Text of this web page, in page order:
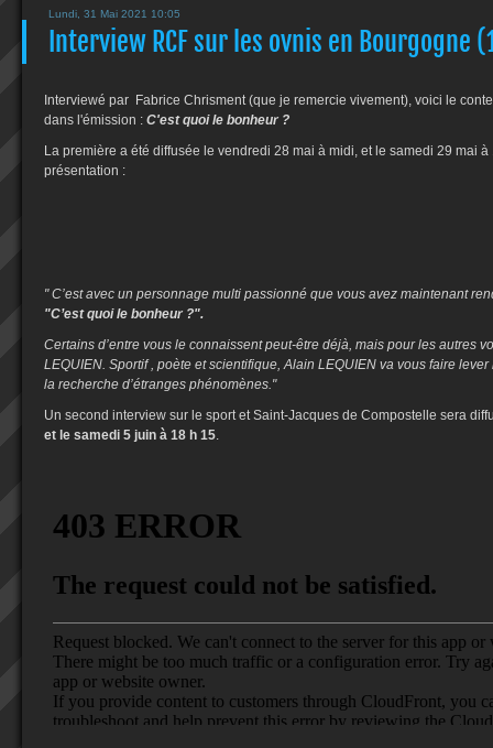
Lundi, 31 Mai 2021 10:05
Interview RCF sur les ovnis en Bourgogne
Interviewé par Fabrice Chrisment (que je remercie vivement), voici le
dans l'émission : C'est quoi le bonheur ?
La première a été diffusée le vendredi 28 mai à midi, et le samedi 29 mai à
présentation :
" C’est avec un personnage multi passionné que vous avez maintenant
"C’est quoi le bonheur ?".
Certains d’entre vous le connaissent peut-être déjà, mais pour les autres
LEQUIEN. Sportif , poète et scientifique, Alain LEQUIEN va vous faire
la recherche d’étranges phénomènes."
Un second interview sur le sport et Saint-Jacques de Compostelle sera
et le samedi 5 juin à 18 h 15